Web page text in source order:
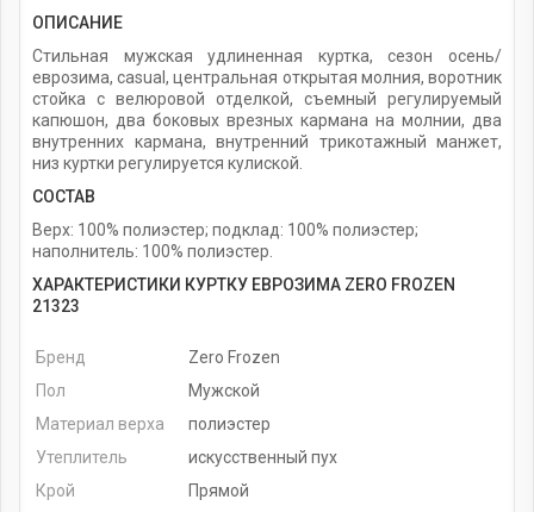
ОПИСАНИЕ
Стильная мужская удлиненная куртка, сезон осень/
еврозима, casual, центральная открытая молния, воротник
стойка с велюровой отделкой, съемный регулируемый
капюшон, два боковых врезных кармана на молнии, два
внутренних кармана, внутренний трикотажный манжет,
низ куртки регулируется кулиской.
СОСТАВ
Верх: 100% полиэстер; подклад: 100% полиэстер;
наполнитель: 100% полиэстер.
ХАРАКТЕРИСТИКИ КУРТКУ ЕВРОЗИМА ZERO FROZEN
21323
Бренд
Zero Frozen
Пол
Мужской
Материал верха
полиэстер
Утеплитель
искусственный пух
Крой
Прямой